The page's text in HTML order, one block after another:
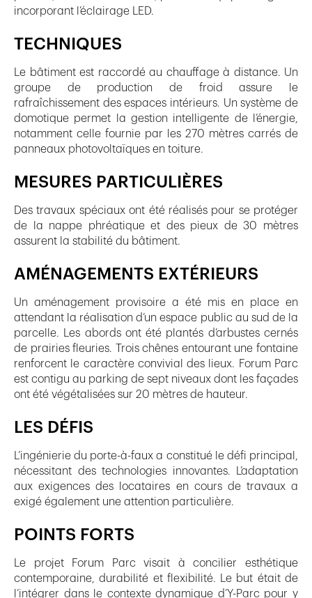
incorporant l’éclairage LED.
TECHNIQUES
Le bâtiment est raccordé au chauffage à distance. Un
groupe de production de froid assure le
rafraîchissement des espaces intérieurs. Un système de
domotique permet la gestion intelligente de l’énergie,
notamment celle fournie par les 270 mètres carrés de
panneaux photovoltaïques en toiture.
MESURES PARTICULIÈRES
Des travaux spéciaux ont été réalisés pour se protéger
de la nappe phréatique et des pieux de 30 mètres
assurent la stabilité du bâtiment.
AMÉNAGEMENTS EXTÉRIEURS
Un aménagement provisoire a été mis en place en
attendant la réalisation d’un espace public au sud de la
parcelle. Les abords ont été plantés d’arbustes cernés
de prairies fleuries. Trois chênes entourant une fontaine
renforcent le caractère convivial des lieux. Forum Parc
est contigu au parking de sept niveaux dont les façades
ont été végétalisées sur 20 mètres de hauteur.
LES DÉFIS
L’ingénierie du porte-à-faux a constitué le défi principal,
nécessitant des technologies innovantes. L’adaptation
aux exigences des locataires en cours de travaux a
exigé également une attention particulière.
POINTS FORTS
Le projet Forum Parc visait à concilier esthétique
contemporaine, durabilité et flexibilité. Le but était de
l’intégrer dans le contexte dynamique d’Y-Parc pour y